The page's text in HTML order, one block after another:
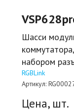
Шасси
набором
RGBLink
Артикул:
Цена, шт.